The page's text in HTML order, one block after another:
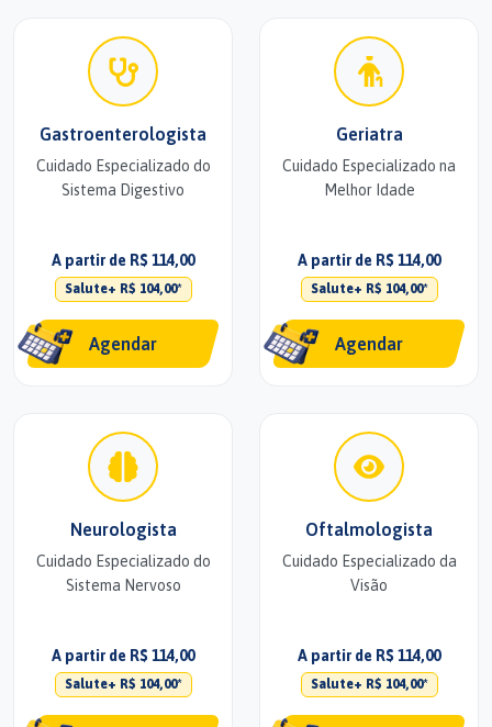
Gastroenterologista
Cuidado Especializado do
Sistema Digestivo
A partir de R$ 114,00
Salute+ R$ 104,00*
Agendar
Geriatra
Cuidado Especializado na
Melhor Idade
A partir de R$ 114,00
Salute+ R$ 104,00*
Agendar
Neurologista
Cuidado Especializado do
Sistema Nervoso
A partir de R$ 114,00
Salute+ R$ 104,00*
Oftalmologista
Cuidado Especializado da
Visão
A partir de R$ 114,00
Salute+ R$ 104,00*